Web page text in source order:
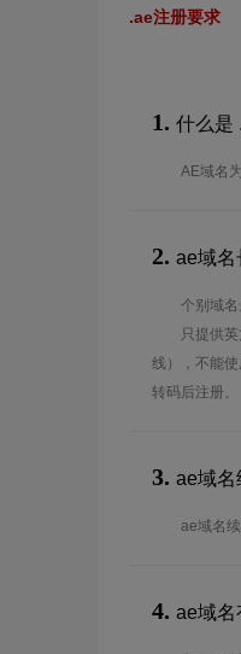
.ae注册要求
1. 什么是
AE域名
2. ae域名
个别域
只提供
线），不能
转码后注册。
3. ae域名
ae域名
4. ae域名